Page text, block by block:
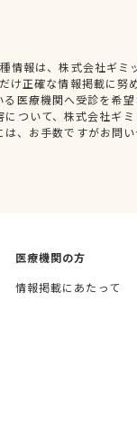
情報は、株式会社ギミ
け正確な情報掲載に努
る医療機関へ受診を希
について、株式会社ギ
は、お手数ですがお問
医療機関の方
情報掲載にあたって